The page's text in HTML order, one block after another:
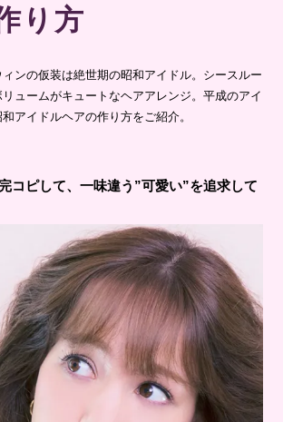
り方
ンの仮装は絶世期の昭和アイドル。シースルー
ュームがキュートなヘアアレンジ。平成のアイ
アイドルヘアの作り方をご紹介。
コピして、一味違う”可愛い”を追求して